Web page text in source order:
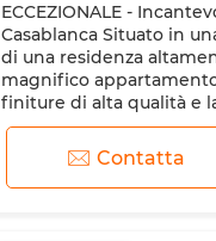
Aria condizionata
Cucina attrezzata
Internet
Ammessi
ECCEZIONALE -
Casablanca Situato in
di una residenza
magnifico
finiture di alta qualità e
ambiente di vita
Contatta